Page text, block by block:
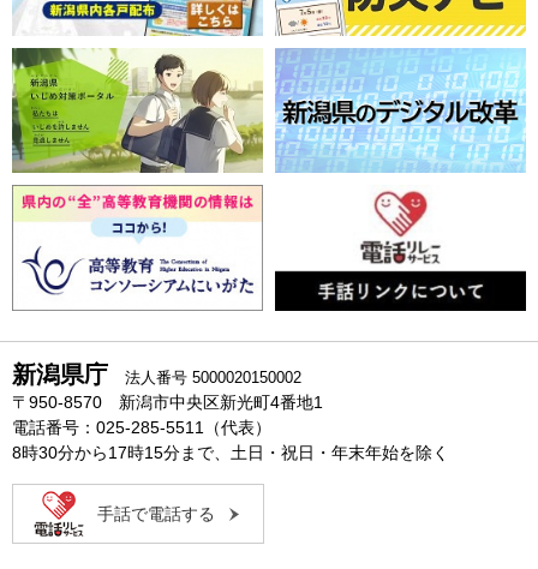
新潟県庁 法人番号 5000020150002
〒950-8570 新潟市中央区新光町4番地1
電話番号：025-285-5511（代表）
8時30分から17時15分まで、土日・祝日・年末年始を除く
手話で電話する